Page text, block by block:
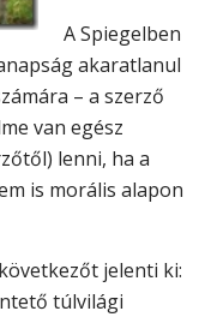
A Spiegelben
akaratlanul
– a szerző
van egész
lenni, ha a
is morális alapon
jelenti ki:
túlvilági